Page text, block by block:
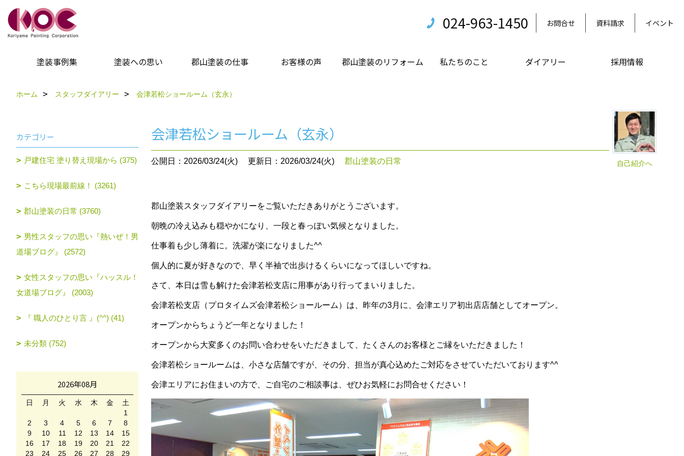
024-963-1450 お問合せ 資料請求 イベント
塗装事例集 塗装への思い 郡山塗装の仕事 お客様の声 郡山塗装のリフォーム 私たちのこと ダイアリー 採用情報
ホーム スタッフダイアリー 会津若松ショールーム（玄永）
自己紹介へ
会津若松ショールーム（玄永）
公開日：2026/03/24(火) 更新日：2026/03/24(火) 郡山塗装の日常
郡山塗装スタッフダイアリーをご覧いただきありがとうございます。
朝晩の冷え込みも穏やかになり、一段と春っぽい気候となりました。
仕事着も少し薄着に。洗濯が楽になりました^^
個人的に夏が好きなので、早く半袖で出歩けるくらいになってほしいですね。
さて、本日は雪も解けた会津若松支店に用事があり行ってまいりました。
会津若松支店（プロタイムズ会津若松ショールーム）は、昨年の3月に、会津エリア初出店店舗としてオープン。
オープンからちょうど一年となりました！
オープンから大変多くのお問い合わせをいただきまして、たくさんのお客様とご縁をいただきました！
会津若松ショールームは、小さな店舗ですが、その分、担当が真心込めたご対応をさせていただいております^^
会津エリアにお住まいの方で、ご自宅のご相談事は、ぜひお気軽にお問合せください！
カテゴリー
戸建住宅 塗り替え現場から (375)
こちら現場最前線！ (3261)
郡山塗装の日常 (3760)
男性スタッフの思い『熱いぜ！男
道場ブログ』 (2572)
女性スタッフの思い『ハッスル！
女道場ブログ』 (2003)
『 職人のひとり言 』(^^) (41)
未分類 (752)
2026年08月
日 月 火 水 木 金
土
1
2
3 4 5 6 7
8
9
10 11 12 13 14
15
16
17 18 19 20 21
22
23
24 25 26 27 28 29